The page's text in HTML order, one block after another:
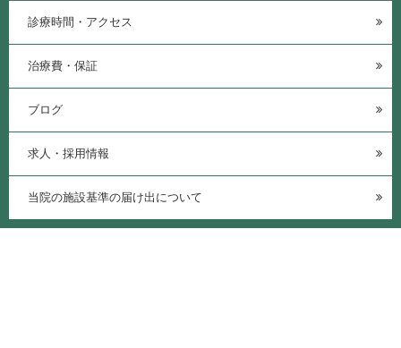
診療時間・アクセス
治療費・保証
ブログ
求人・採用情報
当院の施設基準の届け出について